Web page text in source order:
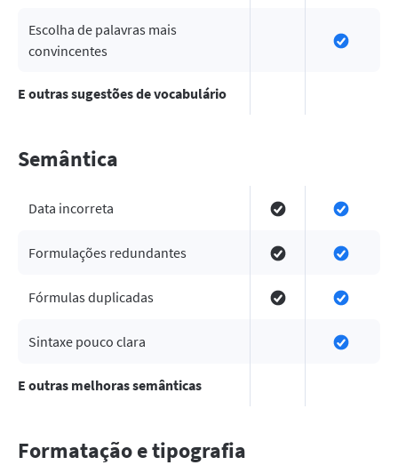
Escolha de palavras mais
convincentes
E outras sugestões de vocabulário
Semântica
Data incorreta
Formulações redundantes
Fórmulas duplicadas
Sintaxe pouco clara
E outras melhoras semânticas
Formatação e tipografia